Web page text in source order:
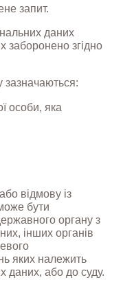
запит.
даних
заборонено згідно
зазначаються:
особи, яка
відмову із
бути
органу з
інших органів
яких належить
даних, або до суду.